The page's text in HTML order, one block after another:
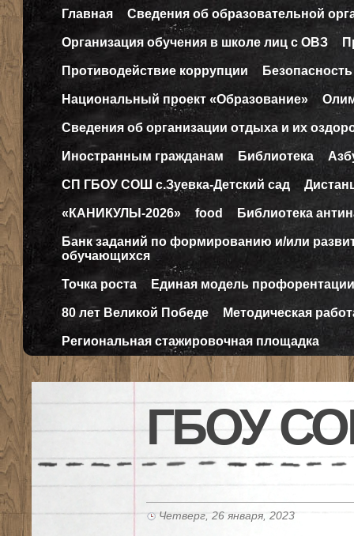
Главная Сведения об образовательной
Организация обучения в школе лиц с ОВЗ
Противодействие коррупции Безопасность
Национальный проект «Образование»
Сведения об организации отдыха и их
Иностранным гражданам Библиотека
СП ГБОУ СОШ с.Зуевка-Детский сад
«КАНИКУЛЫ-2026» food Библиотека
Банк заданий по формированию и/или
обучающихся
Точка роста Единая модель профорентации
80 лет Великой Победе Методическая
Региональная стажировочная площадка
ГБОУ
Четверг, 26 января, 2023